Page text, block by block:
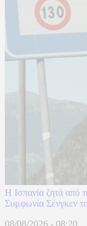
H Ισπανία ζητά από
Συμφωνία Σένγκεν
08/08/2026 - 08:20